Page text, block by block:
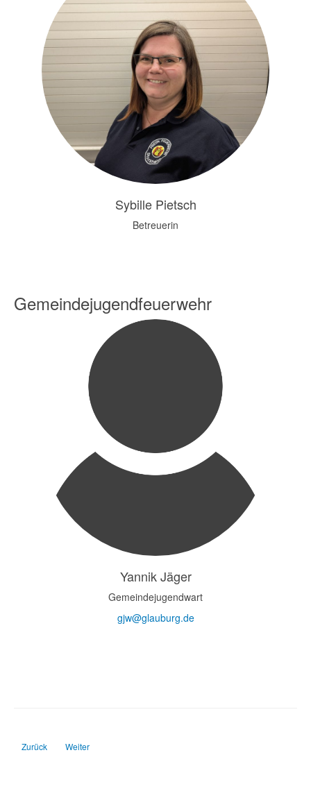
Sybille Pietsch
Betreuerin
Gemeindejugendfeuerwehr
Yannik Jäger
Gemeindejugendwart
gjw@glauburg.de
Vorheriger Beitrag: Funktionsträger des Vereins
Zurück Nächster Beitrag: Funktionsträger der Wehr
Weiter